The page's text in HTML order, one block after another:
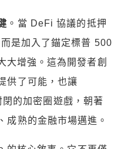
。當 DeFi 協議的抵押
是加入了錨定標普 500
大增強。這為開發者創
供了可能，也讓
的加密圈遊戲，朝著
成熟的金融市場邁進。